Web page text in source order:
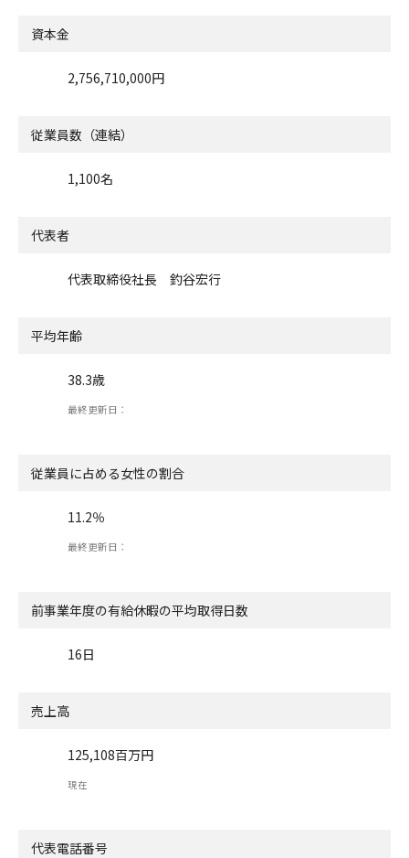
資本金
2,756,710,000円
従業員数（連結）
1,100名
代表者
代表取締役社長 釣谷宏行
平均年齢
38.3歳
最終更新日：
従業員に占める女性の割合
11.2％
最終更新日：
前事業年度の有給休暇の平均取得日数
16日
売上高
125,108百万円
現在
代表電話番号